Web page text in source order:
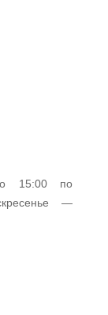
15:00 по
—